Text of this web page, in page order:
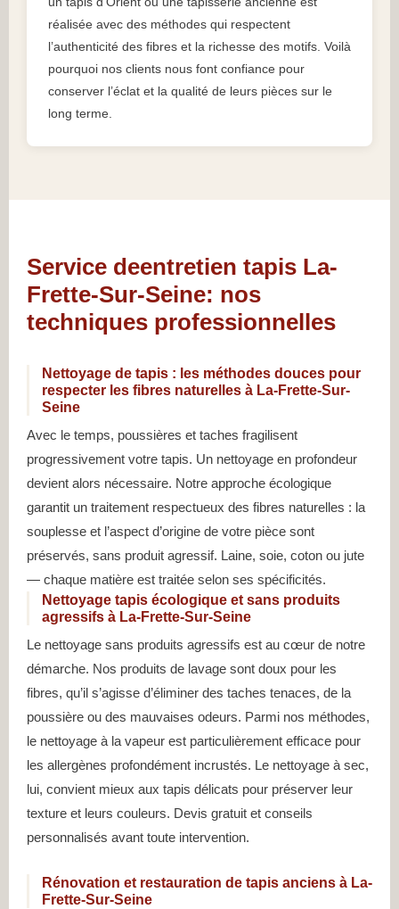
réalisée avec des méthodes qui respectent
l’authenticité des fibres et la richesse des motifs. Voilà
pourquoi nos clients nous font confiance pour
conserver l’éclat et la qualité de leurs pièces sur le
long terme.
Service deentretien tapis La-
Frette-Sur-Seine: nos
techniques professionnelles
Nettoyage de tapis : les méthodes douces pour
respecter les fibres naturelles à La-Frette-Sur-
Seine
Avec le temps, poussières et taches fragilisent
progressivement votre tapis. Un nettoyage en profondeur
devient alors nécessaire. Notre approche écologique
garantit un traitement respectueux des fibres naturelles : la
souplesse et l’aspect d’origine de votre pièce sont
préservés, sans produit agressif. Laine, soie, coton ou jute
— chaque matière est traitée selon ses spécificités.
Nettoyage tapis écologique et sans produits
agressifs à La-Frette-Sur-Seine
Le nettoyage sans produits agressifs est au cœur de notre
démarche. Nos produits de lavage sont doux pour les
fibres, qu’il s’agisse d’éliminer des taches tenaces, de la
poussière ou des mauvaises odeurs. Parmi nos méthodes,
le nettoyage à la vapeur est particulièrement efficace pour
les allergènes profondément incrustés. Le nettoyage à sec,
lui, convient mieux aux tapis délicats pour préserver leur
texture et leurs couleurs. Devis gratuit et conseils
personnalisés avant toute intervention.
Rénovation et restauration de tapis anciens à La-
Frette-Sur-Seine